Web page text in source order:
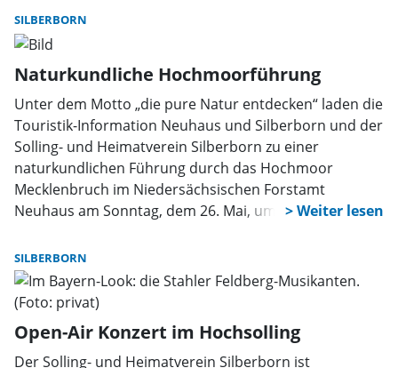
Ortsausgang Silberborn in Richtung Dassel.
SILBERBORN
Naturkundliche Hochmoorführung
Unter dem Motto „die pure Natur entdecken“ laden die
Touristik-Information Neuhaus und Silberborn und der
Solling- und Heimatverein Silberborn zu einer
naturkundlichen Führung durch das Hochmoor
Mecklenbruch im Niedersächsischen Forstamt
Neuhaus am Sonntag, dem 26. Mai, um 14.30 Uhr ein.
Ortsausgang Silberborn in Richtung Dassel. Das
Hochmoor Mecklenbruch ist wegen seiner
einzigartigen Tier- und Pflanzenwelt eines der
wertvollsten Hochmoore in Niedersachsen. Es ist 63
Hektar groß und steht seit 1939 unter Naturschutz. Auf
dem Hochmoor steht zur Zeit das wunderschöne
SILBERBORN
Open-Air Konzert im Hochsolling
Der Solling- und Heimatverein Silberborn ist